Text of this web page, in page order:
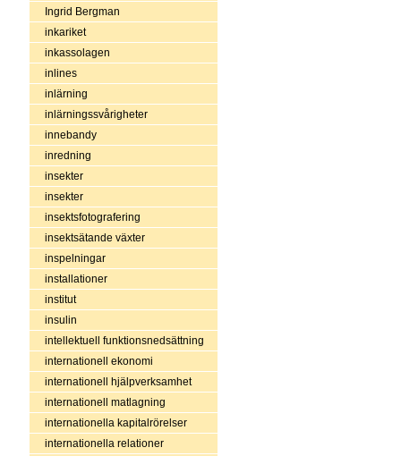
Ingrid Bergman
inkariket
inkassolagen
inlines
inlärning
inlärningssvårigheter
innebandy
inredning
insekter
insekter
insektsfotografering
insektsätande växter
inspelningar
installationer
institut
insulin
intellektuell funktionsnedsättning
internationell ekonomi
internationell hjälpverksamhet
internationell matlagning
internationella kapitalrörelser
internationella relationer